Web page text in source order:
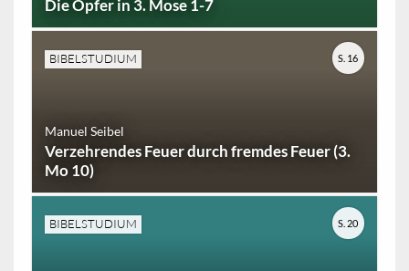
Die Opfer in 3. Mose 1-7
BIBELSTUDIUM
Manuel Seibel
Verzehrendes Feuer durch fremdes Feuer (3.
Mo 10)
S. 16
BIBELSTUDIUM S. 20